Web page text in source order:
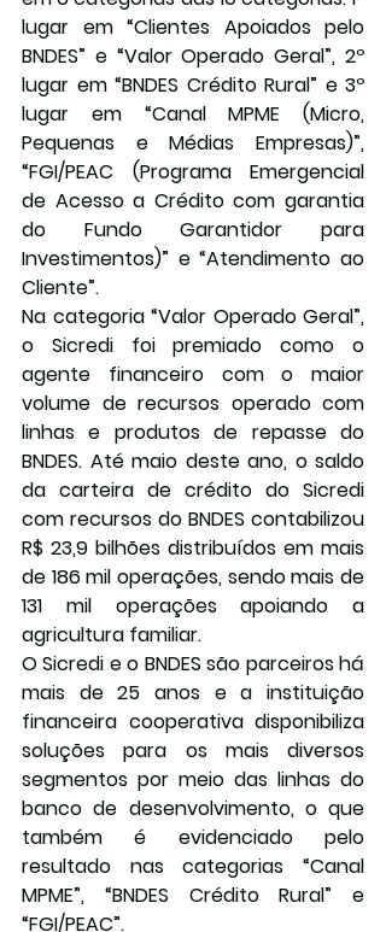
lugar em “Clientes Apoiados pelo
BNDES” e “Valor Operado Geral”, 2º
lugar em “BNDES Crédito Rural” e 3º
lugar em “Canal MPME (Micro,
Pequenas e Médias Empresas)”,
“FGI/PEAC (Programa Emergencial
de Acesso a Crédito com garantia
do Fundo Garantidor para
Investimentos)” e “Atendimento ao
Cliente”.
Na categoria “Valor Operado Geral”,
o Sicredi foi premiado como o
agente financeiro com o maior
volume de recursos operado com
linhas e produtos de repasse do
BNDES. Até maio deste ano, o saldo
da carteira de crédito do Sicredi
com recursos do BNDES contabilizou
R$ 23,9 bilhões distribuídos em mais
de 186 mil operações, sendo mais de
131 mil operações apoiando a
agricultura familiar.
O Sicredi e o BNDES são parceiros há
mais de 25 anos e a instituição
financeira cooperativa disponibiliza
soluções para os mais diversos
segmentos por meio das linhas do
banco de desenvolvimento, o que
também é evidenciado pelo
resultado nas categorias “Canal
MPME”, “BNDES Crédito Rural” e
“FGI/PEAC”.